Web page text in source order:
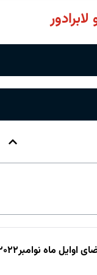
این لیست برا اساس لیست مشاغل مورد تقاضای اوایل ماه نوامبر۲۰۲۲